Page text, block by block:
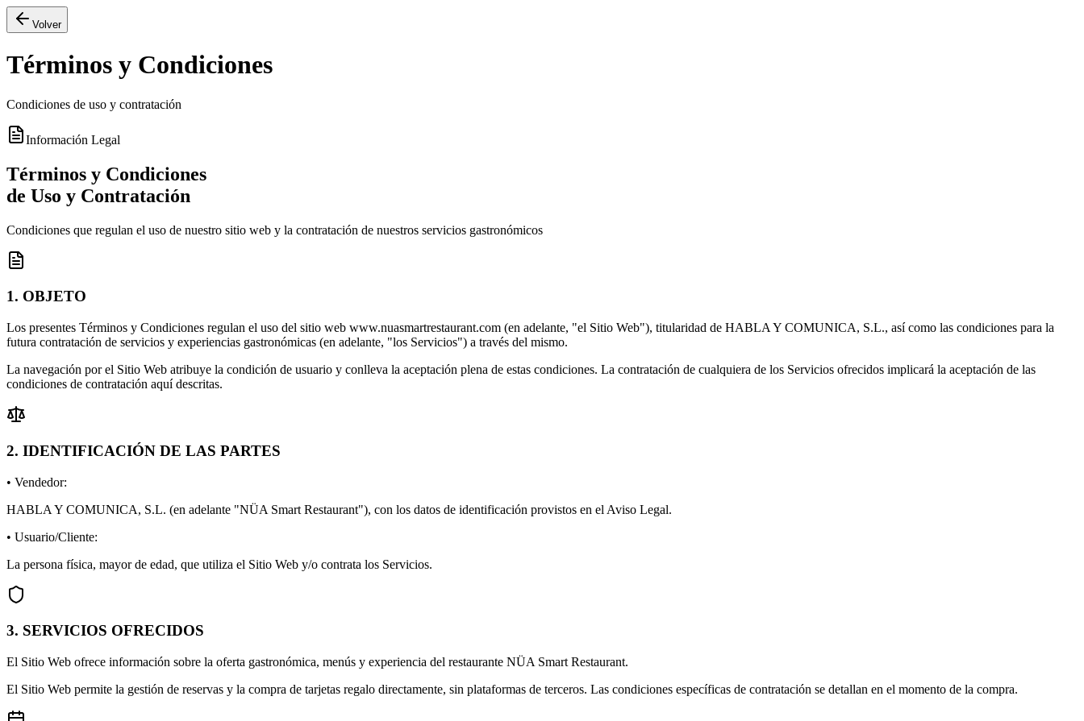
Volver
Términos y Condiciones
Condiciones de uso y contratación
Información Legal
Términos y Condiciones
de Uso y Contratación
Condiciones que regulan el uso de nuestro sitio web y la contratación de nuestros servicios gastronómicos
1. OBJETO
Los presentes Términos y Condiciones regulan el uso del sitio web www.nuasmartrestaurant.com (en adelante, "el Sitio Web"), titularidad de HABLA Y COMUNICA, S.L., así como las condiciones para la
futura contratación de servicios y experiencias gastronómicas (en adelante, "los Servicios") a través del mismo.
La navegación por el Sitio Web atribuye la condición de usuario y conlleva la aceptación plena de estas condiciones. La contratación de cualquiera de los Servicios ofrecidos implicará la aceptación de las
condiciones de contratación aquí descritas.
2. IDENTIFICACIÓN DE LAS PARTES
• Vendedor:
HABLA Y COMUNICA, S.L. (en adelante "NÜA Smart Restaurant"), con los datos de identificación provistos en el Aviso Legal.
• Usuario/Cliente:
La persona física, mayor de edad, que utiliza el Sitio Web y/o contrata los Servicios.
3. SERVICIOS OFRECIDOS
El Sitio Web ofrece información sobre la oferta gastronómica, menús y experiencia del restaurante NÜA Smart Restaurant.
El Sitio Web permite la gestión de reservas y la compra de tarjetas regalo directamente, sin plataformas de terceros. Las condiciones específicas de contratación se detallan en el momento de la compra.